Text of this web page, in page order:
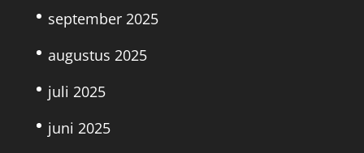
september 2025
augustus 2025
juli 2025
juni 2025